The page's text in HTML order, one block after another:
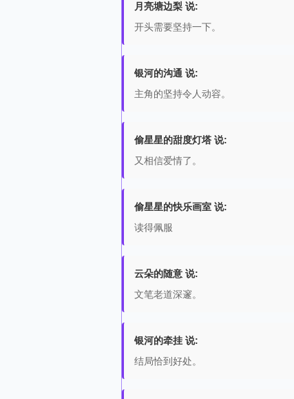
月亮塘边梨 说:
开头需要坚持一下。
银河的沟通 说:
主角的坚持令人动容。
偷星星的甜度灯塔 说:
又相信爱情了。
偷星星的快乐画室 说:
读得佩服
云朵的随意 说:
文笔老道深邃。
银河的牵挂 说:
结局恰到好处。